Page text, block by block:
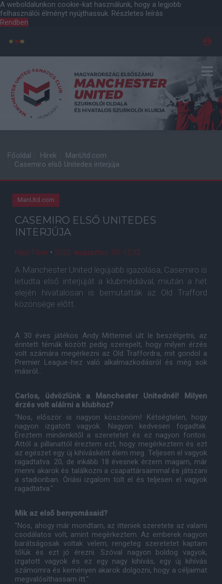
A weboldalunkon cookie-kat használunk, hogy a legjobb
felhasználói élményt nyújthassuk. Részletes leírás
Rendben
Főoldal Hírek
ManUtd.com
Casemiro első Unitedes interjúja
ManUtd.com
CASEMIRO ELSŐ UNITEDES
INTERJÚJA
Házi Tibor • 2022. augusztus. 25. 12:32
A Manchester United legújabb igazolása, Casemiro is
letudta első interjúját a klubmédiával, miután a hét
elején hivatalosan is bemutatták az Old Trafford
közönsége előtt.
A 30 éves játékos Andy Mittennel ült le beszélgetni, az
érintett témák között pedig szerepelt, hogy milyen érzés
volt számára megérkezni az Old Traffordra, mit gondol a
Premier League-hez való alkalmazkodásról és még sok
másról...
Carlos, üdvözlünk a Manchester Unitednél! Milyen
érzés volt aláírni a klubhoz?
"Nos, először is nagyon köszönöm! Kétségtelen, hogy
nagyon izgatott vagyok. Nagyon kedvesen fogadtak.
Éreztem mindenkitől a szeretetet és ez nagyon fontos.
Attól a pillanattól éreztem ezt, hogy megérkeztem és ezt
az egészet egy új kihívásként élem meg. Teljesen el vagyok
ragadtatva. 20, de inkább 18 évesnek érzem magam, már
menni akarok és találkozni a csapattársaimmal és játszani
a stadionban. Óriási izgalom tölt el és teljesen el vagyok
ragadtatva."
Mik az első benyomásaid?
"Nos, ahogy már mondtam, az itteniek szeretete az valami
csodálatos volt, amint megérkeztem. Az emberek nagyon
barátságosak voltak velem, rengeteg szeretetet kaptam
tőlük és ezt jó érezni. Szóval nagyon boldog vagyok,
izgatott vagyok és ez egy nagy kihívás, egy új kihívás
számomra és keményen akarok dolgozni, hogy a céljaimat
megvalósíthassam itt."